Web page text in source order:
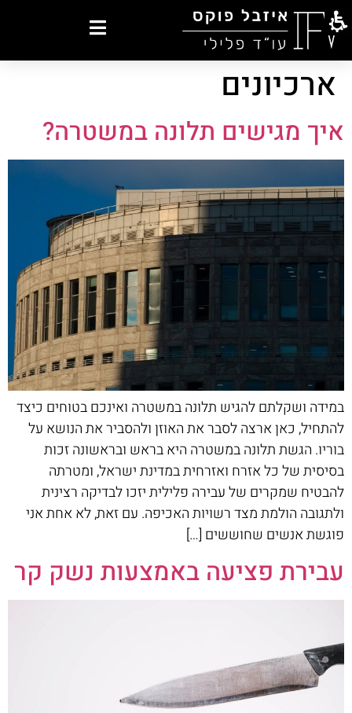
ארכיונים
איך מגישים תלונה במשטרה?
במידה ושקלתם להגיש תלונה במשטרה ואינכם בטוחים כיצד
להתחיל, כאן ארצה לסבר את האוזן ולהסביר את הנושא על
בוריו. הגשת תלונה במשטרה היא בראש ובראשונה זכות
בסיסית של כל אזרח ואזרחית במדינת ישראל, ומטרתה
להבטיח שמקרים של עבירה פלילית יזכו לבדיקה רצינית
ולתגובה הולמת מצד רשויות האכיפה. עם זאת, לא אחת אני
פוגשת אנשים שחוששים […]
עבירת פציעה באמצעות נשק קר